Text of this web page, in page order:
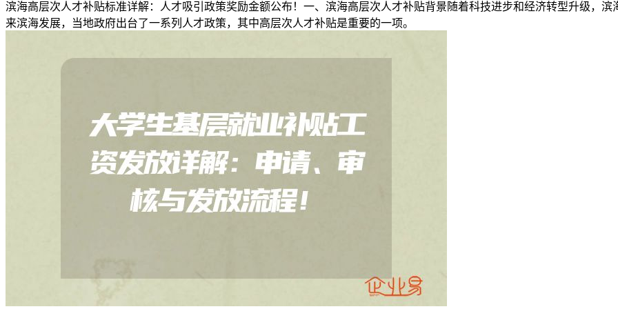
滨海高层次人才补贴标准详解：人才吸引政策奖励金额公布！一、滨海高层次人才补贴背景随着科技进步和经济转型升级，
来滨海发展，当地政府出台了一系列人才政策，其中高层次人才补贴是重要的一项。